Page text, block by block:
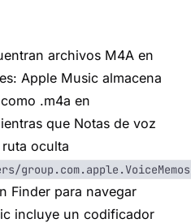
archivos M4A en
Apple Music almacena
.m4a en
que Notas de voz
oculta
Finder para navegar
incluye un codificador